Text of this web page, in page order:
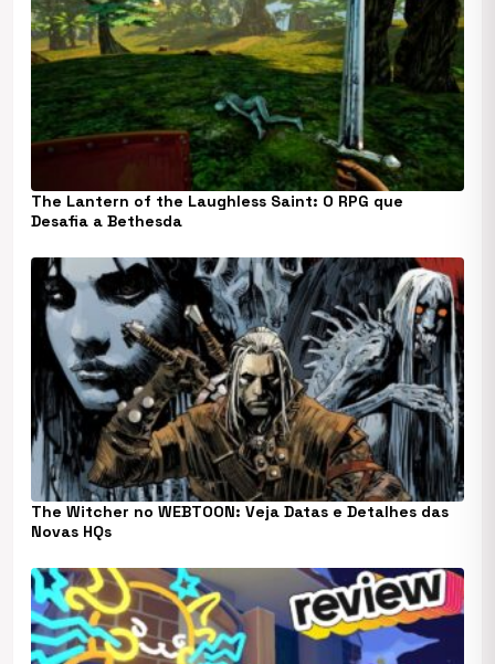
The Lantern of the Laughless Saint: O RPG que
Desafia a Bethesda
The Witcher no WEBTOON: Veja Datas e Detalhes das
Novas HQs